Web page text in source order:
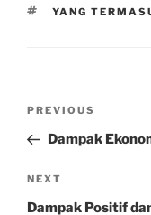
TAGS
YANG
Previous
Post
PREVIOUS
Dampak
Next
Post
NEXT
Dampak Positif